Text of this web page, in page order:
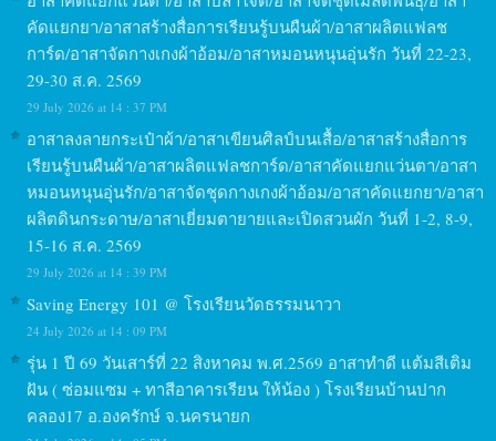
คัดแยกยา/อาสาสร้างสื่อการเรียนรู้บนผืนผ้า/อาสาผลิตแฟลช
การ์ด/อาสาจัดกางเกงผ้าอ้อม/อาสาหมอนหนุนอุ่นรัก วันที่ 22-23,
29-30 ส.ค. 2569
29 July 2026 at 14 : 37 PM
อาสาลงลายกระเป๋าผ้า/อาสาเขียนศิลป์บนเสื้อ/อาสาสร้างสื่อการ
เรียนรู้บนผืนผ้า/อาสาผลิตแฟลชการ์ด/อาสาคัดแยกแว่นตา/อาสา
หมอนหนุนอุ่นรัก/อาสาจัดชุดกางเกงผ้าอ้อม/อาสาคัดแยกยา/อาสา
ผลิตดินกระดาษ/อาสาเยี่ยมตายายและเปิดสวนผัก วันที่ 1-2, 8-9,
15-16 ส.ค. 2569
29 July 2026 at 14 : 39 PM
Saving Energy 101 @ โรงเรียนวัดธรรมนาวา
24 July 2026 at 14 : 09 PM
รุ่น 1 ปี 69 วันเสาร์ที่ 22 สิงหาคม พ.ศ.2569 อาสาทำดี แต้มสีเติม
ฝัน ( ซ่อมแซม + ทาสีอาคารเรียน ให้น้อง ) โรงเรียนบ้านปาก
คลอง17 อ.องครักษ์ จ.นครนายก